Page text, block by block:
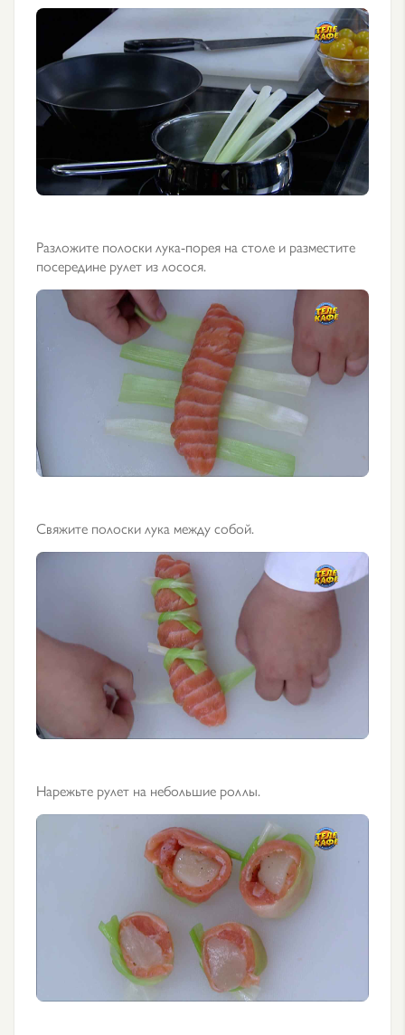
Разложите полоски лука-порея на столе и разместите
посередине рулет из лосося.
Свяжите полоски лука между собой.
Нарежьте рулет на небольшие роллы.